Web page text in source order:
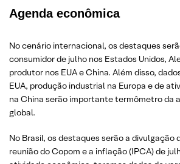
Agenda econômica
No cenário internacional, os destaques
consumidor de julho nos Estados Unidos,
produtor nos EUA e China. Além disso,
EUA, produção industrial na Europa e de
na China serão importante termômetro da
global.
No Brasil, os destaques serão a divulgação
reunião do Copom e a inflação (IPCA) de